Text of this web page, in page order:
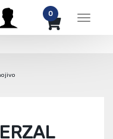
Menu
0